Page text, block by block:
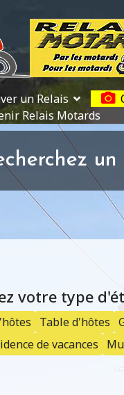
un Relais
Relais Motards
votre type
Table d'hôtes
de vacances